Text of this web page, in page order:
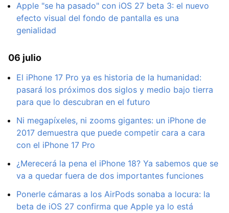
Apple "se ha pasado" con iOS 27 beta 3: el nuevo
efecto visual del fondo de pantalla es una
genialidad
06 julio
El iPhone 17 Pro ya es historia de la humanidad:
pasará los próximos dos siglos y medio bajo tierra
para que lo descubran en el futuro
Ni megapíxeles, ni zooms gigantes: un iPhone de
2017 demuestra que puede competir cara a cara
con el iPhone 17 Pro
¿Merecerá la pena el iPhone 18? Ya sabemos que se
va a quedar fuera de dos importantes funciones
Ponerle cámaras a los AirPods sonaba a locura: la
beta de iOS 27 confirma que Apple ya lo está